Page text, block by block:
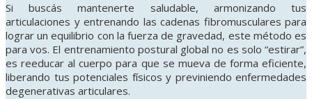
Si buscás mantenerte saludable, armonizando tus
articulaciones y entrenando las cadenas fibromusculares para
lograr un equilibrio con la fuerza de gravedad, este método es
para vos. El entrenamiento postural global no es solo “estirar”,
es reeducar al cuerpo para que se mueva de forma eficiente,
liberando tus potenciales físicos y previniendo enfermedades
degenerativas articulares.